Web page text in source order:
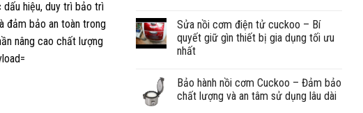
Sửa nồi cơm điện tử cuckoo – Bí
quyết giữ gìn thiết bị gia dụng tối ưu
nhất
Bảo hành nồi cơm Cuckoo – Đảm bảo
chất lượng và an tâm sử dụng lâu dài